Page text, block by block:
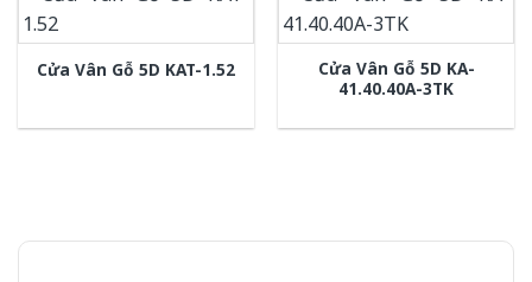
Cửa Vân Gỗ 5D KAT-1.52
Cửa Vân Gỗ 5D KA-
41.40.40A-3TK